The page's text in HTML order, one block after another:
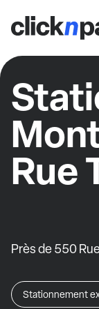
Rue
Près de 550
Stationnement